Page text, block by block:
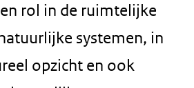
rol in de ruimtelijke
systemen, in
opzicht en ook